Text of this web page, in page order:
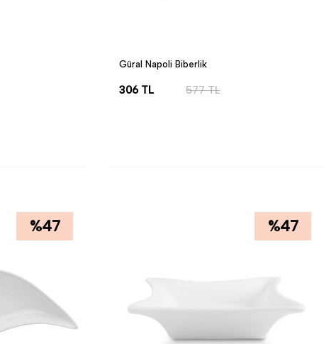
Güral Napoli Biberlik
306 TL 577TL
%47 %47